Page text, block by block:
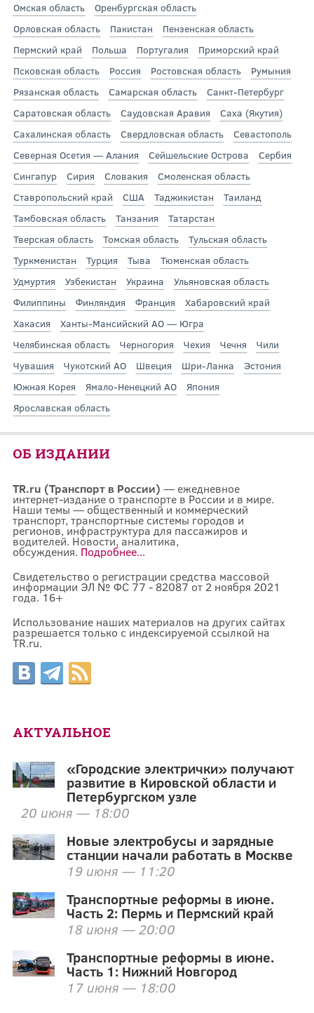
Омская область
Оренбургская область
Орловская область
Пакистан
Пензенская область
Пермский край
Польша Португалия
Приморский край
Псковская область
Россия Ростовская область
Румыния
Рязанская область
Самарская область
Санкт-Петербург
Саратовская область
Саудовская Аравия
Саха (Якутия)
Сахалинская область
Свердловская область
Севастополь
Северная Осетия — Алания
Сейшельские Острова
Сербия
Сингапур
Сирия Словакия
Смоленская область
Ставропольский край
США Таджикистан
Таиланд
Тамбовская область
Танзания
Татарстан
Тверская область
Томская область
Тульская область
Туркменистан
Турция Тыва
Тюменская область
Удмуртия
Узбекистан Украина
Ульяновская область
Филиппины
Финляндия Франция
Хабаровский край
Хакасия
Ханты-Мансийский АО — Югра
Челябинская область
Черногория Чехия Чечня
Чили
Чувашия
Чукотский АО Швеция Шри-Ланка
Эстония
Южная Корея
Ямало-Ненецкий АО
Япония
Ярославская область
ОБ ИЗДАНИИ
TR.ru (Транспорт в России) — ежедневное
интернет-издание о транспорте в России и в мире.
Наши темы — общественный и коммерческий
транспорт, транспортные системы городов и
регионов, инфраструктура для пассажиров и
водителей. Новости, аналитика,
обсуждения. Подробнее...
Свидетельство о регистрации средства массовой
информации ЭЛ № ФС 77 - 82087 от 2 ноября 2021
года. 16+
Использование наших материалов на других сайтах
разрешается только с индексируемой ссылкой на
TR.ru.
АКТУАЛЬНОЕ
«Городские электрички» получают
развитие в Кировской области и
Петербургском узле
20 июня — 18:00
Новые электробусы и зарядные
станции начали работать в Москве
19 июня — 11:20
Транспортные реформы в июне.
Часть 2: Пермь и Пермский край
18 июня — 20:00
Транспортные реформы в июне.
Часть 1: Нижний Новгород
17 июня — 18:00